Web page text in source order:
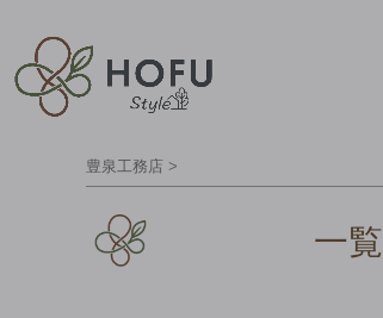
豊泉工務店 >
一覧